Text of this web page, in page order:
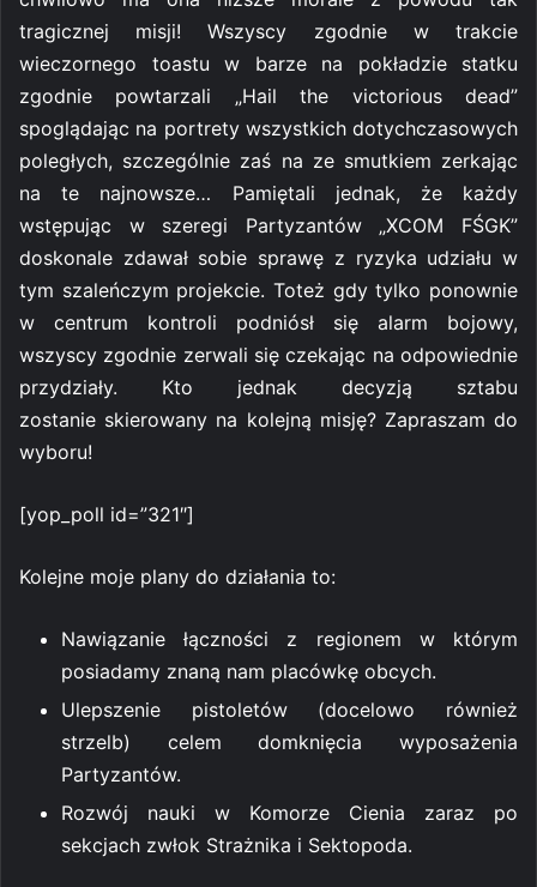
tragicznej misji! Wszyscy zgodnie w trakcie
wieczornego toastu w barze na pokładzie statku
zgodnie powtarzali „Hail the victorious dead”
spoglądając na portrety wszystkich dotychczasowych
poległych, szczególnie zaś na ze smutkiem zerkając
na te najnowsze… Pamiętali jednak, że każdy
wstępując w szeregi Partyzantów „XCOM FŚGK”
doskonale zdawał sobie sprawę z ryzyka udziału w
tym szaleńczym projekcie. Toteż gdy tylko ponownie
w centrum kontroli podniósł się alarm bojowy,
wszyscy zgodnie zerwali się czekając na odpowiednie
przydziały. Kto jednak decyzją sztabu
zostanie skierowany na kolejną misję? Zapraszam do
wyboru!
[yop_poll id=”321″]
Kolejne moje plany do działania to:
Nawiązanie łączności z regionem w którym
posiadamy znaną nam placówkę obcych.
Ulepszenie pistoletów (docelowo również
strzelb) celem domknięcia wyposażenia
Partyzantów.
Rozwój nauki w Komorze Cienia zaraz po
sekcjach zwłok Strażnika i Sektopoda.